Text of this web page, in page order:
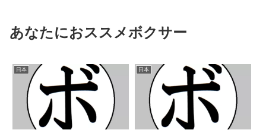
あなたにおススメボクサー
日本 日本